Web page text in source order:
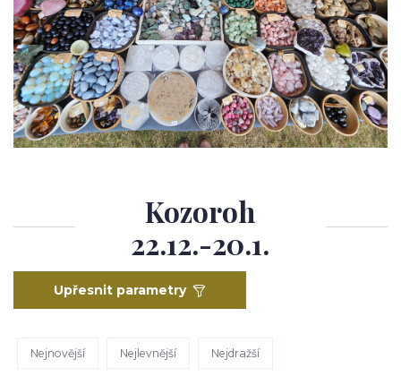
Kozoroh
22.12.-20.1.
Upřesnit parametry
Nejnovější Nejlevnější Nejdražší